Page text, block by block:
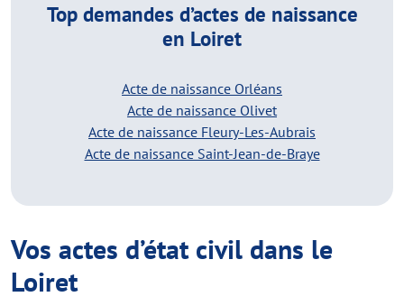
Top demandes d’actes de naissance
en Loiret
Acte de naissance Orléans
Acte de naissance Olivet
Acte de naissance Fleury-Les-Aubrais
Acte de naissance Saint-Jean-de-Braye
Vos actes d’état civil dans le
Loiret